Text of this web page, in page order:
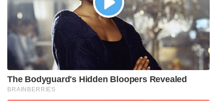
എംപി ഫ്രണ്ട് ക്യാമറ മികച്ച ക്വാളിറ്റി സെല്‍ഫികളും
ഉറപ്പുനല്‍കുന്നു.
ദീര്‍ഘകാല ഈട്
കോര്‍ണിംഗ് ഗൊറില്ല വിക്ടസ് പ്ലസ് വീഴ്ചകളില്‍ നിന്നും
സ്‌ക്രാച്ചുകളില്‍ നിന്നും സ്‌ക്രീനിനെ സംരക്ഷിക്കുന്നു.
ഐപി 67 ഈര്‍പ്പത്തില്‍ നിന്നും പൊടികളില്‍ നിന്നും
സുരക്ഷ നല്‍കുന്നു. 6 വര്‍ഷത്തെ ഒഎസ്